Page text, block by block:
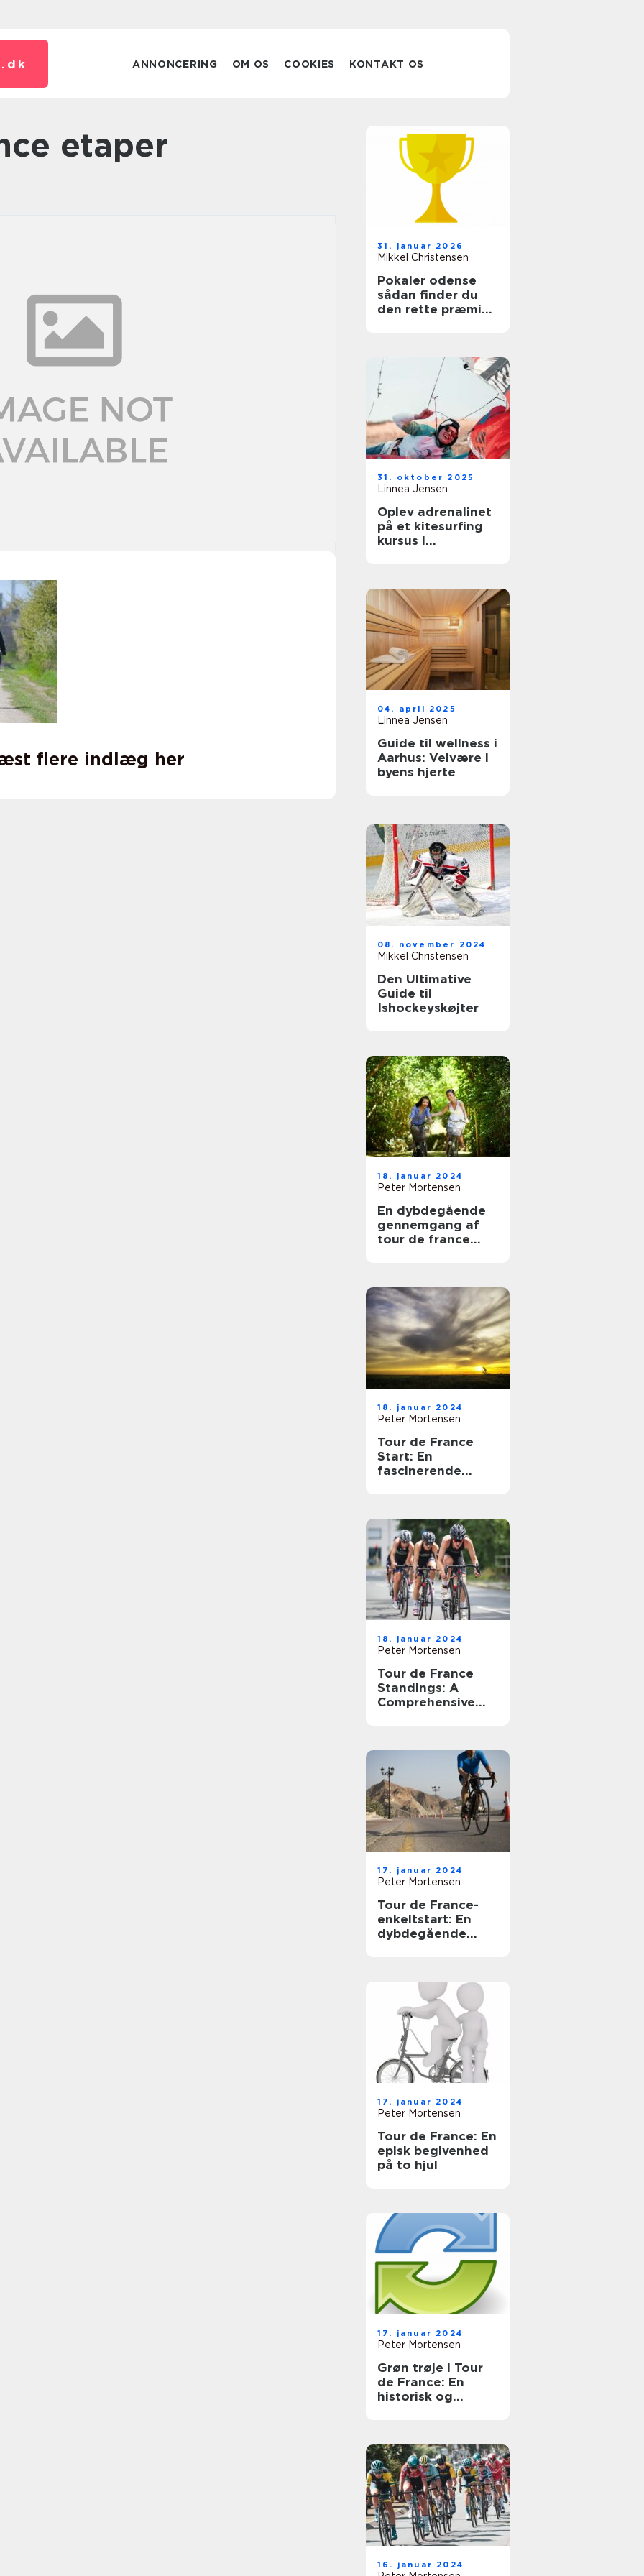
dk ANNONCERING OM OS COOKIES KONTAKT OS
etaper
flere indlæg her
31. januar 2026
Mikkel Christensen
Pokaler odense
sådan finder du
den rette præmie
31. oktober 2025
Linnea Jensen
Oplev adrenalinet
på et kitesurfing
kursus i
04. april 2025
Linnea Jensen
Guide til wellness i
Aarhus: Velvære i
byens hjerte
08. november 2024
Mikkel Christensen
Den Ultimative
Guide til
Ishockeyskøjter
18. januar 2024
Peter Mortensen
En dybdegående
gennemgang af
tour de france
18. januar 2024
Peter Mortensen
Tour de France
Start: En
fascinerende
18. januar 2024
Peter Mortensen
Tour de France
Standings: A
Comprehensive
17. januar 2024
Peter Mortensen
Tour de France-
enkeltstart: En
dybdegående
enkeltstartsetape
17. januar 2024
Peter Mortensen
Tour de France: En
episk begivenhed
på to hjul
17. januar 2024
Peter Mortensen
Grøn trøje i Tour
de France: En
historisk og
16. januar 2024